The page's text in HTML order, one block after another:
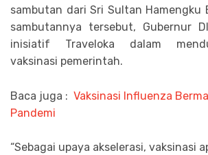
sambutan dari Sri Sultan Hamengku
sambutannya tersebut, Gubernur
inisiatif Traveloka dalam
vaksinasi pemerintah.
Baca juga : Vaksinasi Influenza
Pandemi
“Sebagai upaya akselerasi, vaksinasi